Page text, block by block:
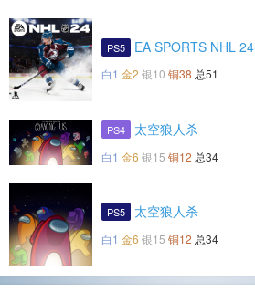
PS5 EA SPORTS NHL 24
白1 金2 银10 铜38 总51
PS4 太空狼人杀
白1 金6 银15 铜12 总34
PS5 太空狼人杀
白1 金6 银15 铜12 总34